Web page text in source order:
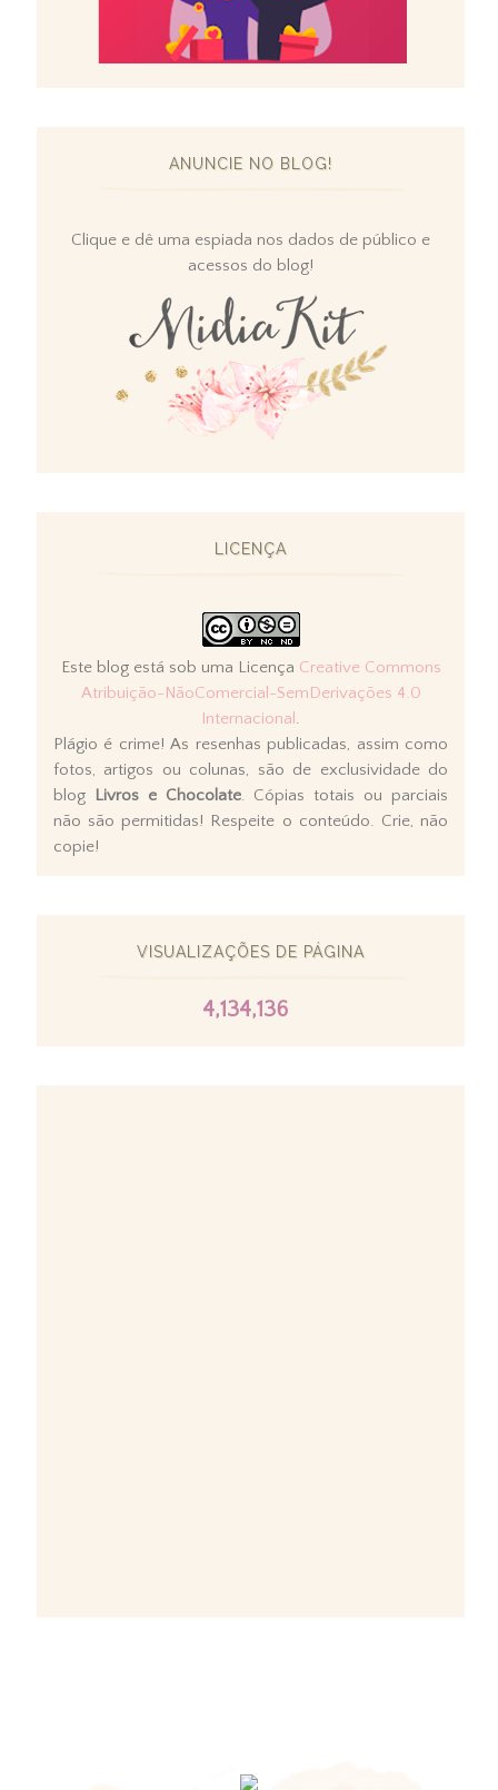
ANUNCIE NO BLOG!
Clique e dê uma espiada nos dados de público e
acessos do blog!
LICENÇA
Este blog está sob uma Licença Creative Commons
Atribuição-NãoComercial-SemDerivações 4.0
Internacional .
Plágio é crime! As resenhas publicadas, assim como
fotos, artigos ou colunas, são de exclusividade do
blog Livros e Chocolate. Cópias totais ou parciais
não são permitidas! Respeite o conteúdo. Crie, não
copie!
VISUALIZAÇÕES DE PÁGINA
4,134,136